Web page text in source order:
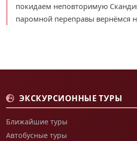
покидаем неповторимую
паромной переправы вернёмся
ЭКСКУРСИОННЫЕ ТУРЫ
Ближайшие туры
Автобусные туры